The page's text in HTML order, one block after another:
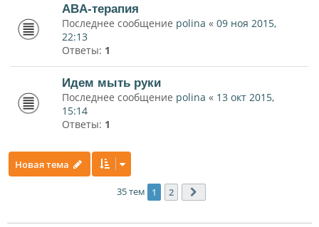
ABA-терапия
Последнее сообщение polina « 09 ноя 2015,
22:13
Ответы: 1
Идем мыть руки
Последнее сообщение polina « 13 окт 2015,
15:14
Ответы: 1
Новая тема
35 тем 1 2